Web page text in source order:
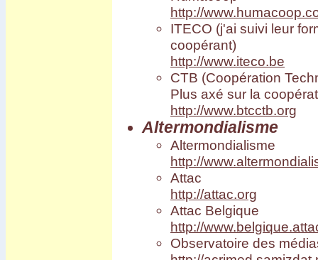
http://
ITECO (j'ai suivi leur
coopérant)
http://www.iteco.be
CTB (Coopération
Plus axé sur la
http://www.btcctb.org
Altermondialisme
Altermondialisme
http://
Attac
http://attac.org
Attac Belgique
http://
Observatoire des